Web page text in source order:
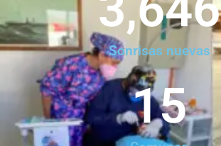
Sonrisas nuevas
15